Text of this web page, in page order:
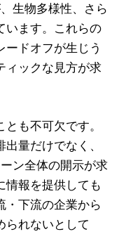
生物多様性、さら
います。これらの
ドオフが生じう
ィックな見方が求
も不可欠です。
量だけでなく、
ン全体の開示が求
情報を提供しても
・下流の企業から
られないとして